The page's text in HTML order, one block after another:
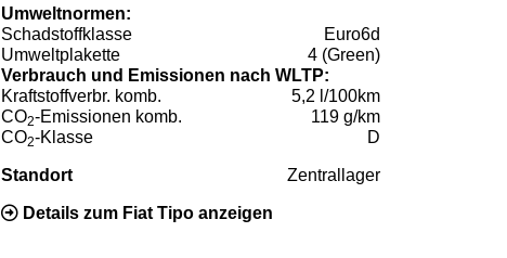
Umweltnormen:
Schadstoffklasse
Euro6d
Umweltplakette
4 (Green)
Verbrauch und Emissionen nach WLTP:
Kraftstoffverbr. komb.
5,2 l/100km
CO2-Emissionen komb.
119 g/km
CO2-Klasse D
Standort Zentrallager
Details zum Fiat Tipo anzeigen